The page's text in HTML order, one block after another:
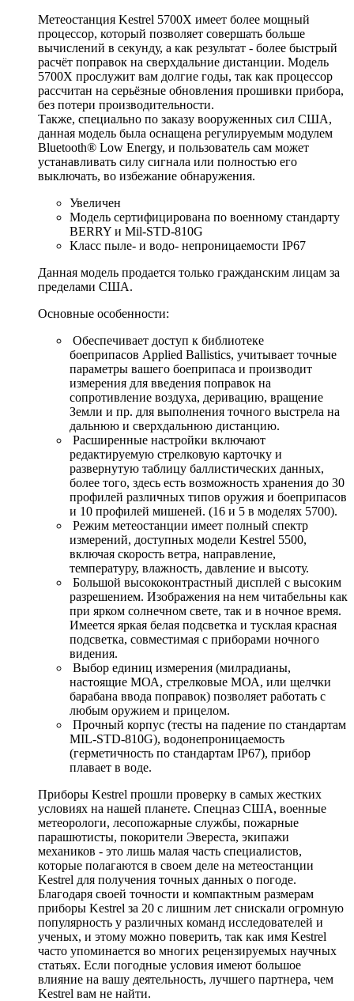
Метеостанция Kestrel 5700X имеет более мощный
процессор, который позволяет совершать больше
вычислений в секунду, а как результат - более быстрый
расчёт поправок на сверхдальние дистанции. Модель
5700X прослужит вам долгие годы, так как процессор
рассчитан на серьёзные обновления прошивки прибора,
без потери производительности.
Также, специально по заказу вооруженных сил США,
данная модель была оснащена регулируемым модулем
Bluetooth® Low Energy, и пользователь сам может
устанавливать силу сигнала или полностью его
выключать, во избежание обнаружения.
Увеличен
Модель сертифицирована по военному стандарту
BERRY и Mil-STD-810G
Класс пыле- и водо- непроницаемости IP67
Данная модель продается только гражданским лицам за
пределами США.
Основные особенности:
Обеспечивает доступ к библиотеке
боеприпасов Applied Ballistics, учитывает точные
параметры вашего боеприпаса и производит
измерения для введения поправок на
сопротивление воздуха, деривацию, вращение
Земли и пр. для выполнения точного выстрела на
дальнюю и сверхдальнюю дистанцию.
Расширенные настройки включают
редактируемую стрелковую карточку и
развернутую таблицу баллистических данных,
более того, здесь есть возможность хранения до 30
профилей различных типов оружия и боеприпасов
и 10 профилей мишеней. (16 и 5 в моделях 5700).
Режим метеостанции имеет полный спектр
измерений, доступных модели Kestrel 5500,
включая скорость ветра, направление,
температуру, влажность, давление и высоту.
Большой высококонтрастный дисплей с высоким
разрешением. Изображения на нем читабельны как
при ярком солнечном свете, так и в ночное время.
Имеется яркая белая подсветка и тусклая красная
подсветка, совместимая с приборами ночного
видения.
Выбор единиц измерения (милрадианы,
настоящие МОА, стрелковые МОА, или щелчки
барабана ввода поправок) позволяет работать с
любым оружием и прицелом.
Прочный корпус (тесты на падение по стандартам
MIL-STD-810G), водонепроницаемость
(герметичность по стандартам IP67), прибор
плавает в воде.
Приборы Kestrel прошли проверку в самых жестких
условиях на нашей планете. Спецназ США, военные
метеорологи, лесопожарные службы, пожарные
парашютисты, покорители Эвереста, экипажи
механиков - это лишь малая часть специалистов,
которые полагаются в своем деле на метеостанции
Kestrel для получения точных данных о погоде.
Благодаря своей точности и компактным размерам
приборы Kestrel за 20 с лишним лет снискали огромную
популярность у различных команд исследователей и
ученых, и этому можно поверить, так как имя Kestrel
часто упоминается во многих рецензируемых научных
статьях. Если погодные условия имеют большое
влияние на вашу деятельность, лучшего партнера, чем
Kestrel вам не найти.